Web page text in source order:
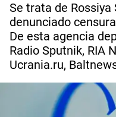
Se trata de Rossiya
denunciado
De esta agencia
Radio Sputnik, RIA
Ucrania.ru,